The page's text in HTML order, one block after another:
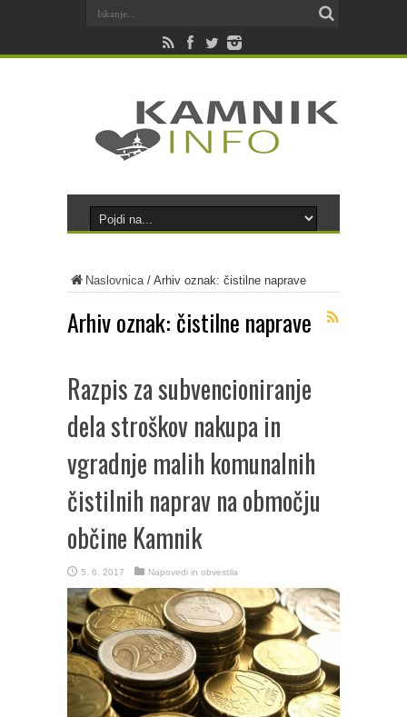
Naslovnica/ Arhiv oznak: čistilne naprave
Arhiv oznak: čistilne naprave
Razpis za subvencioniranje
dela stroškov nakupa in
vgradnje malih komunalnih
čistilnih naprav na območju
občine Kamnik
5. 6. 2017 Napovedi in obvestila